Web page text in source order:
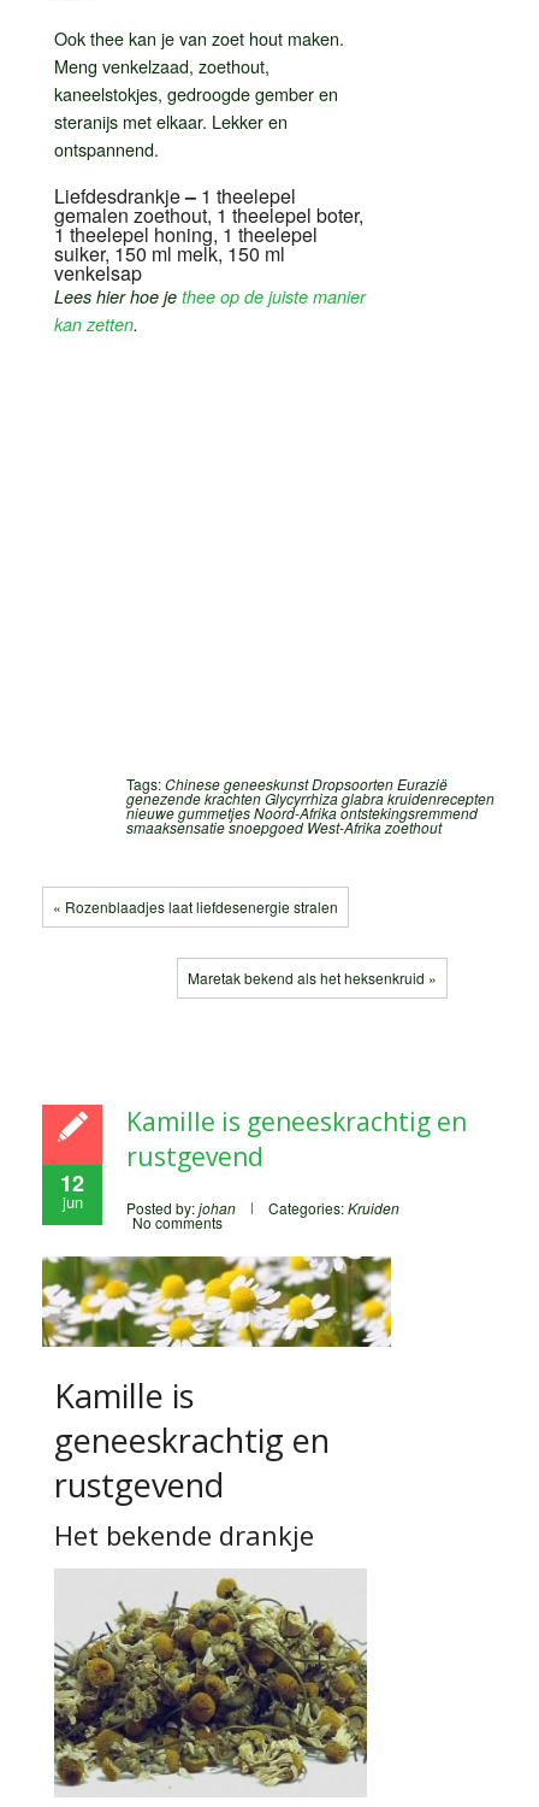
Ook thee kan je van zoet hout maken.
Meng venkelzaad, zoethout,
kaneelstokjes, gedroogde gember en
steranijs met elkaar. Lekker en
ontspannend.
Liefdesdrankje– 1 theelepel
gemalen zoethout, 1 theelepel boter,
1 theelepel honing, 1 theelepel
suiker, 150 ml melk, 150 ml
venkelsap
Lees hier hoe je thee op de juiste manier
kan zetten.
Tags:Chinese geneeskunstDropsoortenEurazië
genezende krachtenGlycyrrhiza glabrakruidenrecepten
nieuwe gummetjesNoord-Afrikaontstekingsremmend
smaaksensatiesnoepgoed West-Afrikazoethout
« Rozenblaadjes laat liefdesenergie stralen
Maretak bekend als het heksenkruid »
12
jun
Kamille is geneeskrachtig en
rustgevend
Posted by:johan Categories:Kruiden
No comments
Kamille is
geneeskrachtig en
rustgevend
Het bekende drankje